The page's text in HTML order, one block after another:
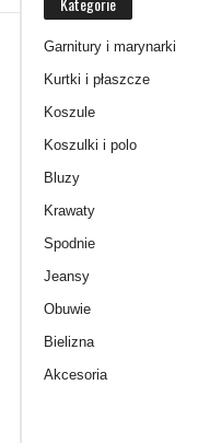
Garnitury i marynarki
Kurtki i płaszcze
Koszule
Koszulki i polo
Bluzy
Krawaty
Spodnie
Jeansy
Obuwie
Bielizna
Akcesoria